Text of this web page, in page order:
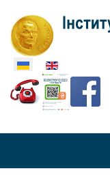
Оберіть свою мову